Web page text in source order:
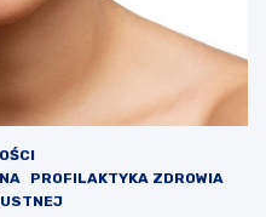
PROFILAKTYKA ZDROWIA